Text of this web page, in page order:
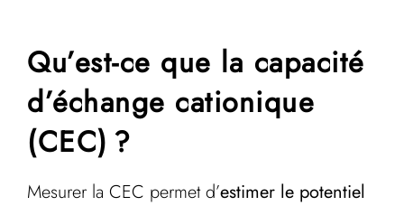
Qu’est-ce que la capacité
d’échange cationique
(CEC) ?
Mesurer la CEC permet d’estimer le potentiel